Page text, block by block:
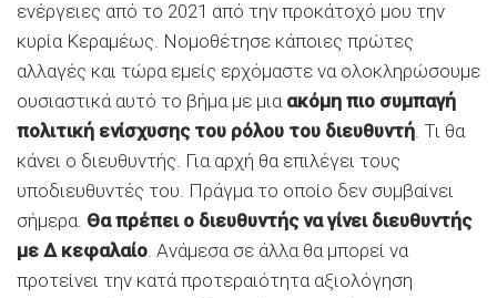
ενέργειες από το 2021 από την προκάτοχό μου την
κυρία Κεραμέως. Νομοθέτησε κάποιες πρώτες
αλλαγές και τώρα εμείς ερχόμαστε να ολοκληρώσουμε
ουσιαστικά αυτό το βήμα με μια ακόμη πιο συμπαγή
πολιτική ενίσχυσης του ρόλου του διευθυντή. Τι θα
κάνει ο διευθυντής. Για αρχή θα επιλέγει τους
υποδιευθυντές του. Πράγμα το οποίο δεν συμβαίνει
σήμερα. Θα πρέπει ο διευθυντής να γίνει διευθυντής
με Δ κεφαλαίο. Ανάμεσα σε άλλα θα μπορεί να
προτείνει την κατά προτεραιότητα αξιολόγηση